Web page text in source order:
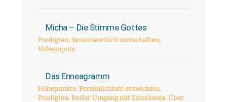
Micha – Die Stimme Gottes
Predigten, Verantwortlich wirtschaften,
Videoinputs
Das Enneagramm
Höhepunkte, Persönlichkeit entwickeln,
Predigten, Reifer Umgang mit Emotionen, Über